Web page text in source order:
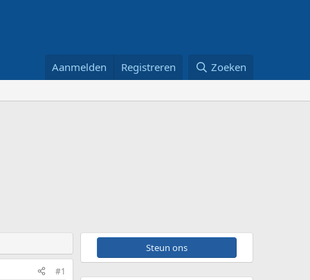
Aanmelden Registreren Zoeken
#1
Steun ons